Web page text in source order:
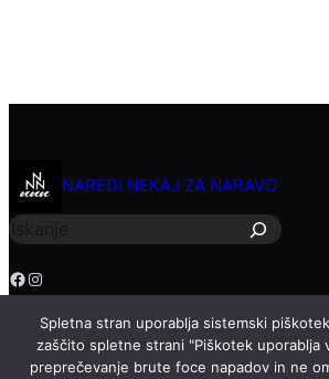
NAREDI NEKAJ ZA NARAVO
č
Facebook Instagram
Copyright © 2026 – Aero FSE Theme ByWP
Spletna stran uporablja sistemski
zaščito spletne strani "Piškotek uporablja
preprečevanje brute foce napadov in ne